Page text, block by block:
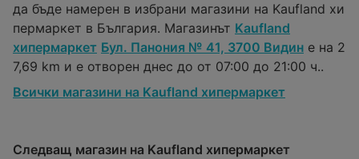
да бъде намерен в избрани магазини на Kaufland хи
пермаркет в България. Магазинът Kaufland
хипермаркет Бул. Панония № 41, 3700 Видин е на 2
7,69 km и е отворен днес до от 07:00 до 21:00 ч..
Всички магазини на Kaufland хипермаркет
Следващ магазин на Kaufland хипермаркет